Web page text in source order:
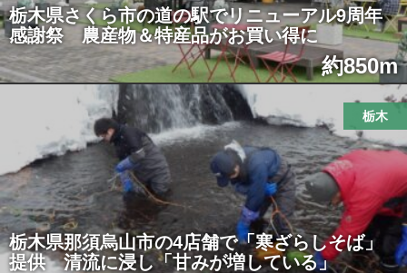
栃木県さくら市の道の駅でリニューアル9周年
感謝祭 農産物＆特産品がお買い得に
約850m
栃木
栃木県那須烏山市の4店舗で「寒ざらしそば」
提供 清流に浸し「甘みが増している」